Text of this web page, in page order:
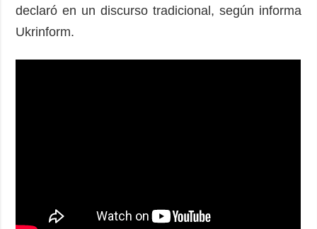
Video
Releases
declaró en un discurso tradicional, según informa
Ukrinform.